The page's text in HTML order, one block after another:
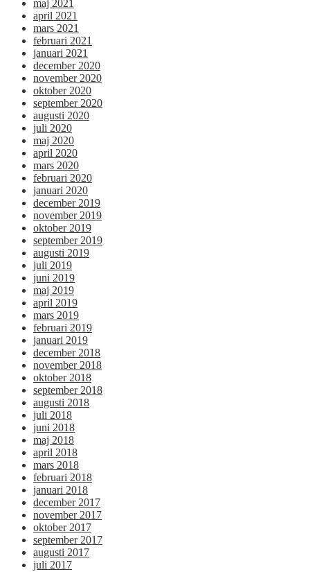
maj 2021
april 2021
mars 2021
februari 2021
januari 2021
december 2020
november 2020
oktober 2020
september 2020
augusti 2020
juli 2020
maj 2020
april 2020
mars 2020
februari 2020
januari 2020
december 2019
november 2019
oktober 2019
september 2019
augusti 2019
juli 2019
juni 2019
maj 2019
april 2019
mars 2019
februari 2019
januari 2019
december 2018
november 2018
oktober 2018
september 2018
augusti 2018
juli 2018
juni 2018
maj 2018
april 2018
mars 2018
februari 2018
januari 2018
december 2017
november 2017
oktober 2017
september 2017
augusti 2017
juli 2017